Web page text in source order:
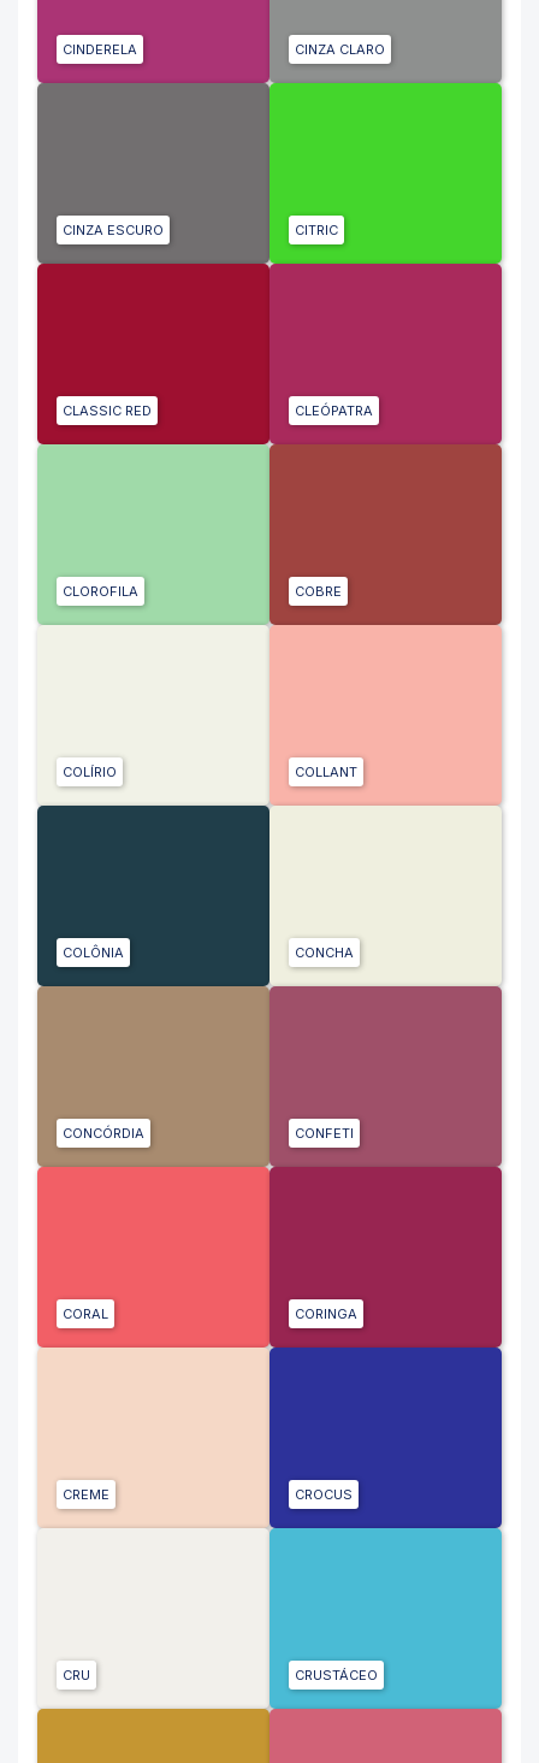
CINDERELA CINZA CLARO
CINZA ESCURO CITRIC
CLASSIC RED CLEÓPATRA
CLOROFILA COBRE
COLÍRIO COLLANT
COLÔNIA CONCHA
CONCÓRDIA CONFETI
CORAL CORINGA
CREME CROCUS
CRU CRUSTÁCEO